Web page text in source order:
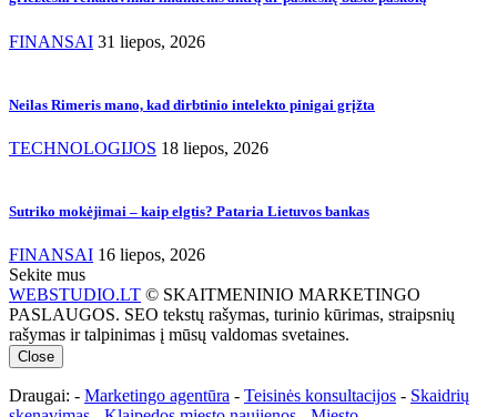
FINANSAI 31 liepos, 2026
Neilas Rimeris mano, kad dirbtinio intelekto pinigai grįžta
TECHNOLOGIJOS 18 liepos, 2026
Sutriko mokėjimai – kaip elgtis? Pataria Lietuvos bankas
FINANSAI 16 liepos, 2026
Sekite mus
WEBSTUDIO.LT © SKAITMENINIO MARKETINGO
PASLAUGOS. SEO tekstų rašymas, turinio kūrimas, straipsnių
rašymas ir talpinimas į mūsų valdomas svetaines.
Close
Draugai: - Marketingo agentūra - Teisinės konsultacijos - Skaidrių